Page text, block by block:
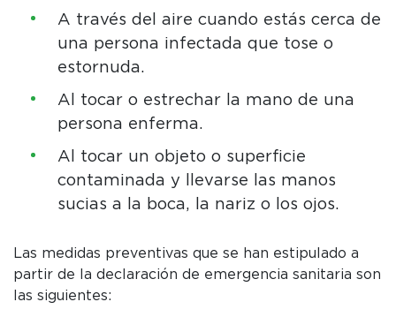
A través del aire cuando estás cerca de
una persona infectada que tose o
estornuda.
Al tocar o estrechar la mano de una
persona enferma.
Al tocar un objeto o superficie
contaminada y llevarse las manos
sucias a la boca, la nariz o los ojos.
Las medidas preventivas que se han estipulado a
partir de la declaración de emergencia sanitaria son
las siguientes: